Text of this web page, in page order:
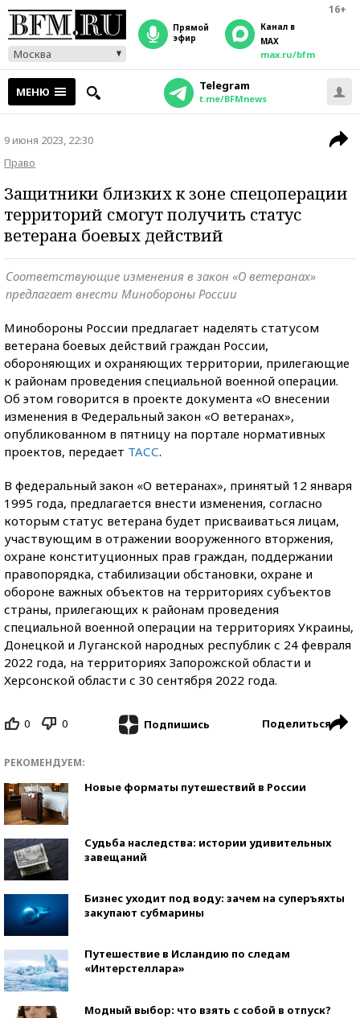
16+
Москва
прямой
эфир
Канал в
MAX
max.ru/bfm
МЕНЮ Telegram
t.me/BFMnews
9 июня 2023, 22:30
Право
Защитники близких к зоне спецоперации
территорий смогут получить статус
ветерана боевых действий
Соответствующие изменения в закон «О ветеранах»
предлагает внести Минобороны России
Минобороны России предлагает наделять статусом
ветерана боевых действий граждан России,
обороняющих и охраняющих территории, прилегающие
к районам проведения специальной военной операции.
Об этом говорится в проекте документа «О внесении
изменения в Федеральный закон «О ветеранах»,
опубликованном в пятницу на портале нормативных
проектов, передает ТАСС.
В федеральный закон «О ветеранах», принятый 12 января
1995 года, предлагается внести изменения, согласно
которым статус ветерана будет присваиваться лицам,
участвующим в отражении вооруженного вторжения,
охране конституционных прав граждан, поддержании
правопорядка, стабилизации обстановки, охране и
обороне важных объектов на территориях субъектов
страны, прилегающих к районам проведения
специальной военной операции на территориях Украины,
Донецкой и Луганской народных республик с 24 февраля
2022 года, на территориях Запорожской области и
Херсонской области с 30 сентября 2022 года.
0 0 Подпишись Поделиться
РЕКОМЕНДУЕМ:
Новые форматы путешествий в России
Судьба наследства: истории удивительных
завещаний
Бизнес уходит под воду: зачем на суперъяхты
закупают субмарины
Путешествие в Исландию по следам
«Интерстеллара»
Модный выбор: что взять с собой в отпуск?